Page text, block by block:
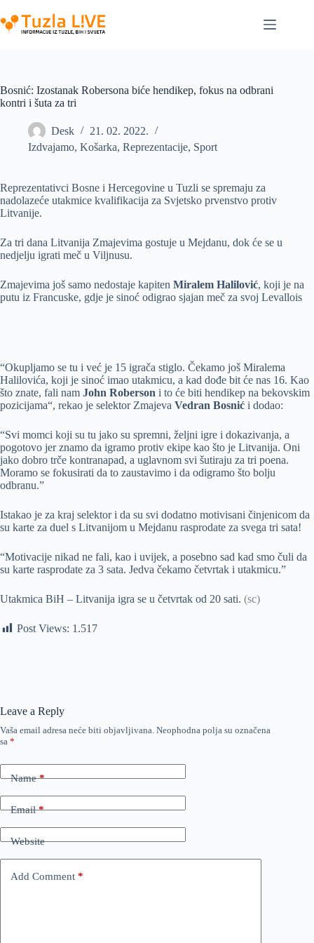
to
content
Bosnić: Izostanak Robersona biće hendikep, fokus na odbrani
kontri i šuta za tri
Desk
21. 02. 2022.
Izdvajamo, Košarka, Reprezentacije, Sport
Reprezentativci Bosne i Hercegovine u Tuzli se spremaju za
nadolazeće utakmice kvalifikacija za Svjetsko prvenstvo protiv
Litvanije.
Za tri dana Litvanija Zmajevima gostuje u Mejdanu, dok će se u
nedjelju igrati meč u Viljnusu.
Zmajevima još samo nedostaje kapiten Miralem Halilović, koji je na
putu iz Francuske, gdje je sinoć odigrao sjajan meč za svoj Levallois
“Okupljamo se tu i već je 15 igrača stiglo. Čekamo još Miralema
Halilovića, koji je sinoć imao utakmicu, a kad dođe bit će nas 16. Kao
što znate, fali nam John Roberson i to će biti hendikep na bekovskim
pozicijama“, rekao je selektor Zmajeva Vedran Bosnić i dodao:
“Svi momci koji su tu jako su spremni, željni igre i dokazivanja, a
pogotovo jer znamo da igramo protiv ekipe kao što je Litvanija. Oni
jako dobro trče kontranapad, a uglavnom svi šutiraju za tri poena.
Moramo se fokusirati da to zaustavimo i da odigramo što bolju
odbranu.”
Istakao je za kraj selektor i da su svi dodatno motivisani činjenicom da
su karte za duel s Litvanijom u Mejdanu rasprodate za svega tri sata!
“Motivacije nikad ne fali, kao i uvijek, a posebno sad kad smo čuli da
su karte rasprodate za 3 sata. Jedva čekamo četvrtak i utakmicu.”
Utakmica BiH – Litvanija igra se u četvrtak od 20 sati. (sc)
Post Views: 1.517
Leave a Reply
Vaša email adresa neće biti objavljivana. Neophodna polja su označena
sa *
Name*
Email*
Website
Add Comment *